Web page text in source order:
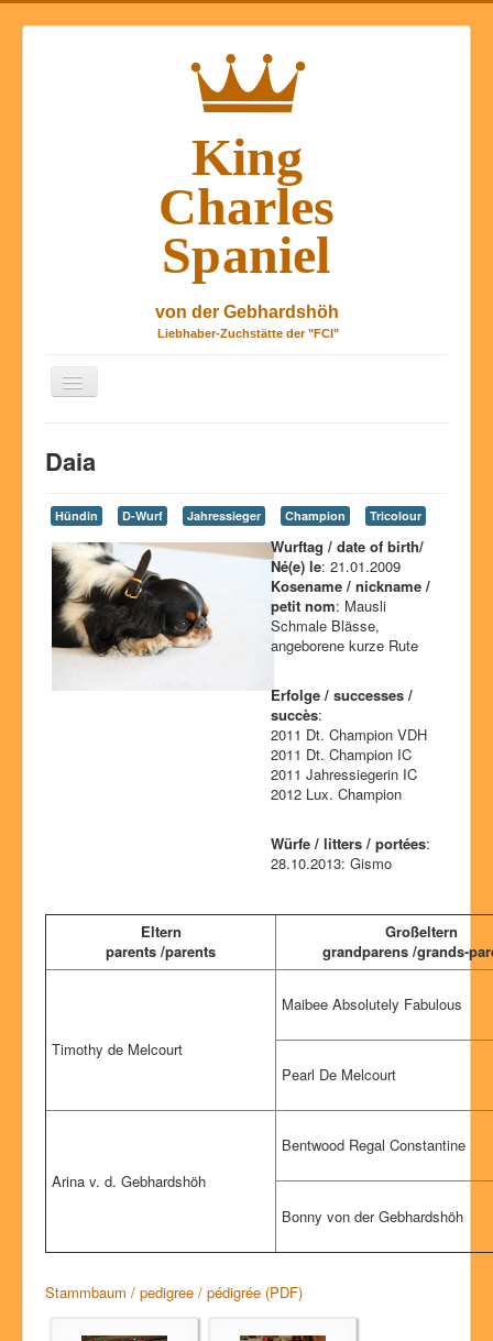
Navigation
Über uns
Ausstellungserfolge
Würfe
Unsere Hunde
Geschichte
Fotos
Daia
Hündin D-Wurf Jahressieger Champion Tricolour
Wurftag / date of birth/
Né(e) le: 21.01.2009
Kosename / nickname /
petit nom: Mausli
Schmale Blässe,
angeborene kurze Rute
Erfolge / successes /
succès:
2011 Dt. Champion VDH
2011 Dt. Champion IC
2011 Jahressiegerin IC
2012 Lux. Champion
Würfe / litters / portées:
28.10.2013: Gismo
Eltern
parents /parents
Großeltern
grandparens /grands-
Timothy de Melcourt
Maibee Absolutely Fabulous
Pearl De Melcourt
Arina v. d. Gebhardshöh
Bentwood Regal Constantine
Bonny von der Gebhardshöh
Stammbaum / pedigree / pédigrée (PDF)